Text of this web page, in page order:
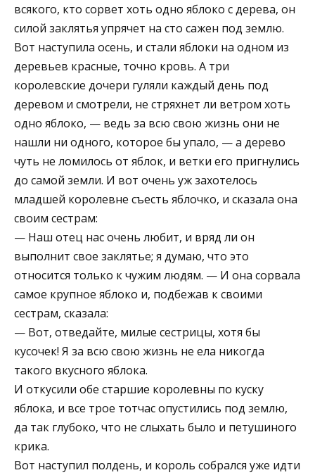
всякого, кто сорвет хоть одно яблоко с дерева, он
силой заклятья упрячет на сто сажен под землю.
Вот наступила осень, и стали яблоки на одном из
деревьев красные, точно кровь. А три
королевские дочери гуляли каждый день под
деревом и смотрели, не стряхнет ли ветром хоть
одно яблоко, — ведь за всю свою жизнь они не
нашли ни одного, которое бы упало, — а дерево
чуть не ломилось от яблок, и ветки его пригнулись
до самой земли. И вот очень уж захотелось
младшей королевне съесть яблочко, и сказала она
своим сестрам:
— Наш отец нас очень любит, и вряд ли он
выполнит свое заклятье; я думаю, что это
относится только к чужим людям. — И она сорвала
самое крупное яблоко и, подбежав к своими
сестрам, сказала:
— Вот, отведайте, милые сестрицы, хотя бы
кусочек! Я за всю свою жизнь не ела никогда
такого вкусного яблока.
И откусили обе старшие королевны по куску
яблока, и все трое тотчас опустились под землю,
да так глубоко, что не слыхать было и петушиного
крика.
Вот наступил полдень, и король собрался уже идти